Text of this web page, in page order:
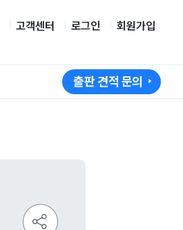
고객센터 로그인 회원가입
출판 견적 문의